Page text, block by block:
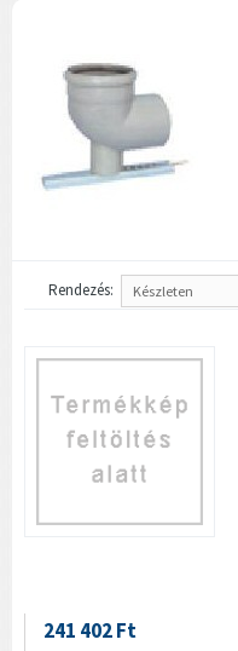
Rendezés: Készleten
241 402 Ft